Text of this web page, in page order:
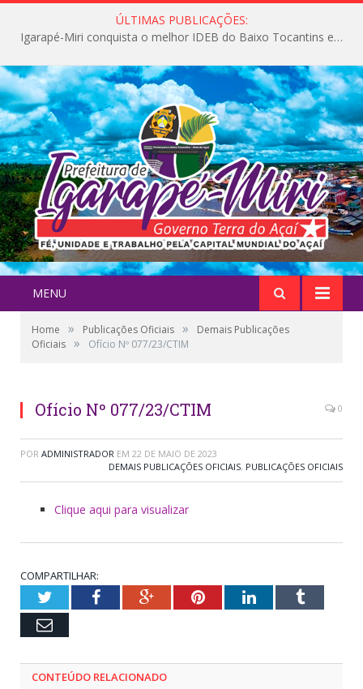
ÚLTIMAS PUBLICAÇÕES:
Igarapé-Miri conquista o melhor IDEB do Baixo Tocantins e avança na qualidade da educação pública
MENU
Home » Publicações Oficiais »
Demais Publicações
Oficiais » Ofício Nº 077/23/CTIM
Ofício Nº 077/23/CTIM 0
POR ADMINISTRADOR EM 22 DE MAIO DE 2023
DEMAIS PUBLICAÇÕES OFICIAIS, PUBLICAÇÕES OFICIAIS
Clique aqui para visualizar
COMPARTILHAR:
TwitterFacebookGoogle+PinterestLinkedInTumblr
Email
CONTEÚDO RELACIONADO